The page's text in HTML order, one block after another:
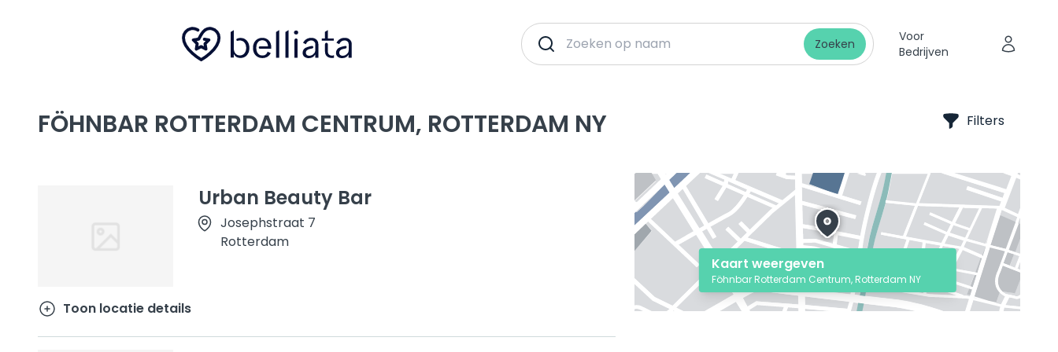
Zoeken
Voor
Bedrijven
FÖHNBAR ROTTERDAM CENTRUM, ROTTERDAM NY Filters
Urban Beauty Bar
Josephstraat 7
Rotterdam
Toon locatie details
Kaart weergeven
Föhnbar Rotterdam Centrum, Rotterdam NY